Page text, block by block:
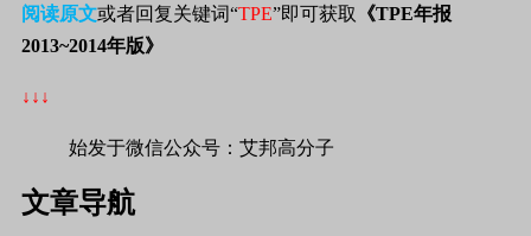
阅读原文或者回复关键词“TPE”即可获取
《TPE年报
2013~2014年版》
↓↓↓
始发于微信公众号：艾邦高分子
文章导航